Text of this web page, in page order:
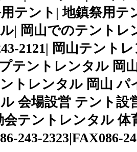
用テント| 地鎮祭用
| 岡山でのテントレ
2121| 岡山テント
テントレンタル 岡
トレンタル 岡山
会場設営 テント
テントレンタル 体
243-2323|FAX086-